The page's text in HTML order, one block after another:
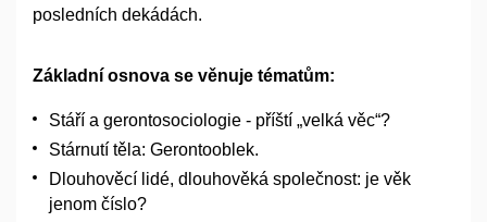
posledních dekádách.
Základní osnova se věnuje tématům:
Stáří a gerontosociologie - příští „velká věc“?
Stárnutí těla: Gerontooblek.
Dlouhověcí lidé, dlouhověká společnost: je věk
jenom číslo?